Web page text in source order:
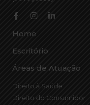
Home
Escritório
Áreas de Atuação
Direito à Saúde
Direito do Consumidor